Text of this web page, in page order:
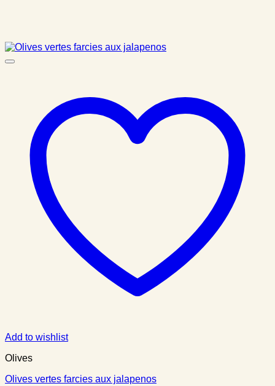
Add to wishlist
Olives
Olives vertes farcies aux jalapenos